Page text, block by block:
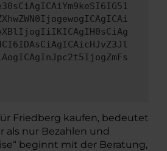
Friedberg kaufen, bedeutet
als nur Bezahlen und
beginnt mit der Beratung,